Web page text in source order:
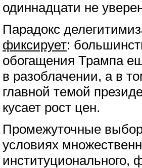
одиннадцати не
Парадокс
фиксирует:
обогащения Трампа
в разоблачении, а в
главной темой
кусает рост цен.
Промежуточные
условиях
институционального,